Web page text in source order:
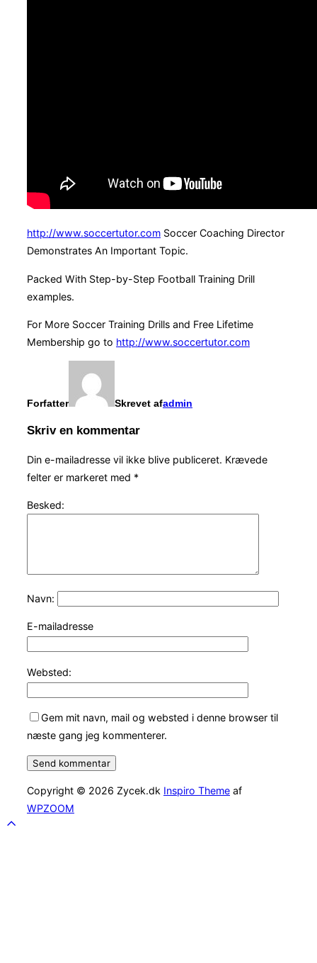
http://www.soccertutor.com Soccer Coaching Director
Demonstrates An Important Topic.
Packed With Step-by-Step Football Training Drill
examples.
For More Soccer Training Drills and Free Lifetime
Membership go to http://www.soccertutor.com
Forfatter Skrevet afadmin
Skriv en kommentar
Din e-mailadresse vil ikke blive publiceret. Krævede
felter er markeret med *
Besked:
Navn:
E-mailadresse
Websted:
Gem mit navn, mail og websted i denne browser til
næste gang jeg kommenterer.
Copyright © 2026 Zycek.dk Inspiro Theme af
WPZOOM